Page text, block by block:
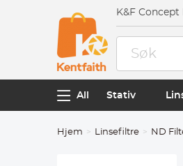
K&F Concept
All Stativ
Hjem Linsefiltre ND